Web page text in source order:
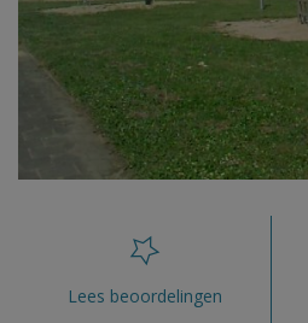
Lees beoordelingen